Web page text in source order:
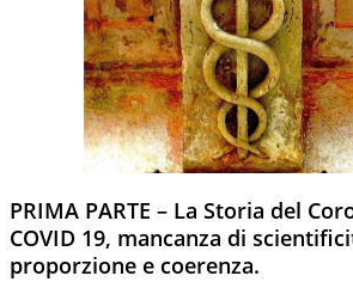
PRIMA PARTE – La Storia del
COVID 19, mancanza di
proporzione e coerenza.